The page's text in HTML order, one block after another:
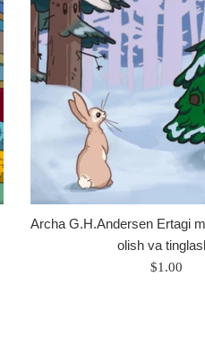
Archa G.H.Andersen Ertagi
olish va
Regular
$1.00